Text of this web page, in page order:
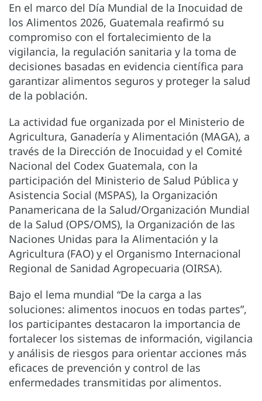
En el marco del Día Mundial de la Inocuidad de
los Alimentos 2026, Guatemala reafirmó su
compromiso con el fortalecimiento de la
vigilancia, la regulación sanitaria y la toma de
decisiones basadas en evidencia científica para
garantizar alimentos seguros y proteger la salud
de la población.
La actividad fue organizada por el Ministerio de
Agricultura, Ganadería y Alimentación (MAGA), a
través de la Dirección de Inocuidad y el Comité
Nacional del Codex Guatemala, con la
participación del Ministerio de Salud Pública y
Asistencia Social (MSPAS), la Organización
Panamericana de la Salud/Organización Mundial
de la Salud (OPS/OMS), la Organización de las
Naciones Unidas para la Alimentación y la
Agricultura (FAO) y el Organismo Internacional
Regional de Sanidad Agropecuaria (OIRSA).
Bajo el lema mundial “De la carga a las
soluciones: alimentos inocuos en todas partes”,
los participantes destacaron la importancia de
fortalecer los sistemas de información, vigilancia
y análisis de riesgos para orientar acciones más
eficaces de prevención y control de las
enfermedades transmitidas por alimentos.